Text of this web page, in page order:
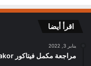
اقرأ أيضا
يناير 3, 2022
مراجعة مكمل فيتاكور Vitakor، هل له تأثير في حرق دهون الجسم؟